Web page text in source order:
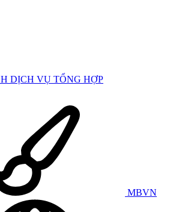
DỊCH VỤ TỔNG HỢP
MBVN